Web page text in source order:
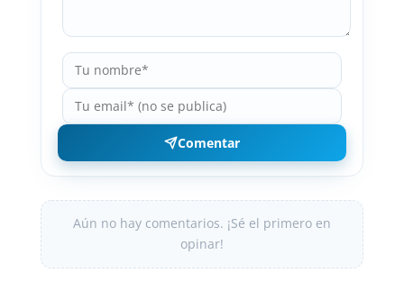
Comentar
Aún no hay comentarios. ¡Sé el primero en
opinar!